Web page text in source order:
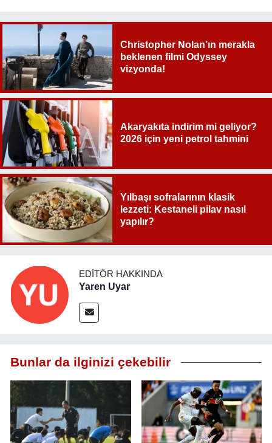
Christopher Nolan’ın merakla
beklenen filmi Odyssey
vizyonda!
Akaryakıta indirim mi geliyor?
2026 için yeni petrol tahmini
Yılbaşı sofralarının klasik
lezzeti: Kestaneli pilav nasıl
yapılır?
EDITÖR HAKKINDA
Yaren Uyar
Bunlar da ilginizi çekebilir